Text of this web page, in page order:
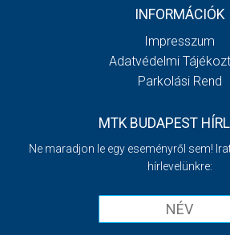
INFORMÁCIÓK
Impresszum
Adatvédelmi
Parkolási Rend
MTK BUDAPEST
Ne maradjon le egy eseményről sem!
hírlevelünkre: